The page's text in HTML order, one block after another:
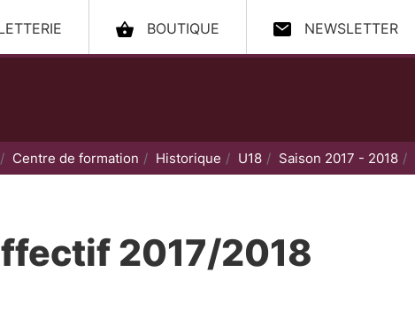
BOUTIQUE NEWSLETTER
Centre de formation Historique U18 Saison 2017 - 2018
2017/2018